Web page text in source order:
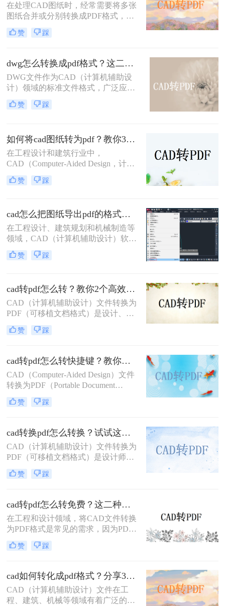
在处理CAD图纸时，经常需要将多张
图纸合并或分别转换成PDF格式，以
便于分享、存档或打印。那么多张cad
图纸怎么转换成pdf格式呢？本文将介
有效方法，帮助您更轻松地管理和分
发您的设计成果。
赞 踩
dwg怎么转换成pdf格式？这二种方法可以试试！
DWG文件作为CAD（计算机辅助设
计）领域的标准文件格式，广泛应用
于建筑、机械、电子等设计领域。然
而，有时我们需要将这些DWG文件
呢？本文将介绍两种将DWG转换成
PDF格式的方法。
赞 踩
如何将cad图纸转为pdf？教你3种容易学会的方法!
在工程设计和建筑行业中，
CAD（Computer-Aided Design，计算
机辅助设计）图纸的共享和传输是一
项常见的需求。将CAD图纸转换为
那么如何将cad图纸转为pdf呢？本文
将介绍三种将CAD图纸转换为PDF的
方法，帮助您轻松完成这一任务。
赞 踩
cad怎么把图纸导出pdf的格式？选择最适合你的高效方法！
在工程设计、建筑规划和机械制造等
领域，CAD（计算机辅助设计）软件
是不可或缺的工具。然而，CAD源文
件（如DWG）的查看和传播严重依
CAD图纸导出为通用的PDF格式成为
了标准流程。PDF文件能完美保留图
纸的矢量信息、图层、比例和布局，
开。那么cad怎么把图纸导出pdf的格
赞 踩
cad转pdf怎么转？教你2个高效转换方法！
CAD（计算机辅助设计）文件转换为
PDF（可移植文档格式）是设计、建
筑和工程领域常见的任务。PDF格式
不仅具有高度的兼容性和可读性，还
CAD转PDF怎么转呢？本文将介绍两
种将CAD文件转换为PDF的方法。
赞 踩
cad转pdf怎么转快捷键？教你二种很容易学会的方法！
CAD（Computer-Aided Design）文件
转换为PDF（Portable Document
Format）格式，可以方便地进行文件
共享、打印和存档。那么cad转pdf怎
的CAD转PDF方法，帮助您快速实现
文件转换。
赞 踩
cad转换pdf怎么转换？试试这二种实用方法！
CAD（计算机辅助设计）文件转换为
PDF（可移植文档格式）是设计师和
工程师在日常工作中经常遇到的需
求。PDF格式因其良好的兼容性和易
作伙伴交流的理想选择。那么cad转换
pdf怎么转换呢？本文将介绍两种将
CAD文件转换为PDF的高效方法。
赞 踩
cad转pdf怎么转免费？这二种转换方法帮你解决！
在工程和设计领域，将CAD文件转换
为PDF格式是常见的需求，因为PDF
格式便于查看、分享和打印。那么cad
转pdf怎么转免费呢？本文将介绍两种
松完成CAD转PDF的任务。
赞 踩
cad如何转化成pdf格式？分享3个操作简单的方法！
CAD（计算机辅助设计）文件在工
程、建筑、机械等领域有着广泛的应